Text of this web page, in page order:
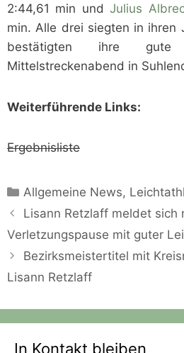
2:44,61 min undJulius
min. Alle drei siegten in ihren
bestätigten ihre gute
Mittelstreckenabend in
Weiterführende Links:
Ergebnisliste
Kategorien
Allgemeine News,
Lisann Retzlaff meldet sich
Verletzungspause mit guter
Bezirksmeistertitel mit
Lisann Retzlaff
In Kontakt bleiben